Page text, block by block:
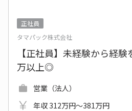
正社員
タマパック株式会社
【正社員】未経験から経
万以上◎
営業（法人）
年収 312万円～381万円